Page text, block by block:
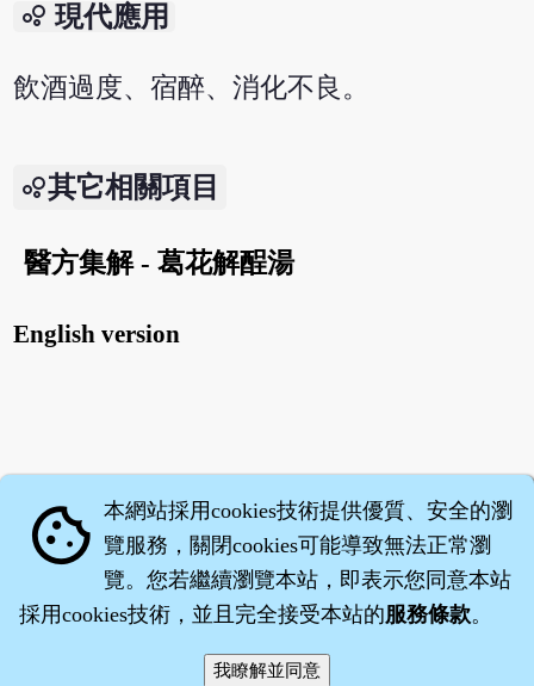
bubble_chart 現代應用
飲酒過度、宿醉、消化不良。
其它相關項目
醫方集解 - 葛花解酲湯
English version
‧沈藥子©2008～2026
cookie 本網站採用cookies技術提供優質、安全的瀏
覽服務，關閉cookies可能導致無法正常瀏
覽。您若繼續瀏覽本站，即表示您同意本站
採用cookies技術，並且完全接受本站的服務條款。